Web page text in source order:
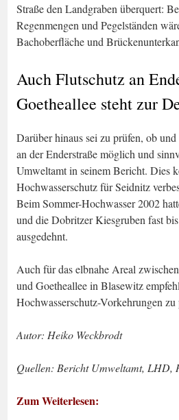
Straße den Landgraben überquert:
Regenmengen und Pegelständen
Bachoberfläche und
Auch Flutschutz an
Goetheallee steht zur
Darüber hinaus sei zu prüfen, ob
an der Enderstraße möglich und
Umweltamt in seinem Bericht. Dies
Hochwasserschutz für Seidnitz
Beim Sommer-Hochwasser 2002
und die Dobritzer Kiesgruben fast
ausgedehnt.
Auch für das elbnahe Areal
und Goetheallee in Blasewitz
Hochwasserschutz-Vorkehrungen zu
Autor: Heiko Weckbrodt
Quellen: Bericht Umweltamt, LHD,
Zum Weiterlesen: